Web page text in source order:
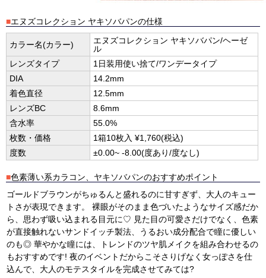
■エヌズコレクション ヤキソバパンの仕様
カラー名(カラー)
エヌズコレクション ヤキソバパン/ヘーゼ
ル
レンズタイプ
1日装用使い捨て/ワンデータイプ
DIA
14.2mm
着色直径
12.5mm
レンズBC
8.6mm
含水率
55.0%
枚数・価格
1箱10枚入 ¥1,760(税込)
度数
±0.00~ -8.00(度あり/度なし)
■色素薄い系カラコン、ヤキソバパンのおすすめポイント
ゴールドブラウンがちゅるんと盛れるのに甘すぎず、大人のキュー
トさが表現できます。 裸眼がそのまま色づいたようなサイズ感だか
ら、思わず吸い込まれる目元に♡ 見た目の可愛さだけでなく、色素
が直接触れないサンドイッチ製法、うるおい成分配合で瞳に優しい
のも◎ 華やかな瞳には、トレンドのツヤ肌メイクを組み合わせるの
もおすすめです! 夜のイベントだからこそさりげなく女っぽさを仕
込んで、大人のモテスタイルを完成させてみては?